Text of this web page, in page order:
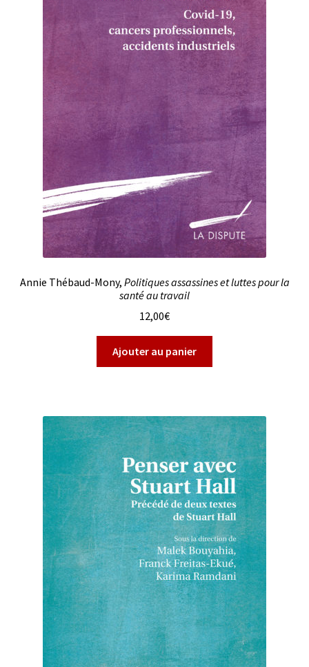
Annie Thébaud-Mony, Politiques assassines et luttes pour la
santé au travail
12,00€
Ajouter au panier